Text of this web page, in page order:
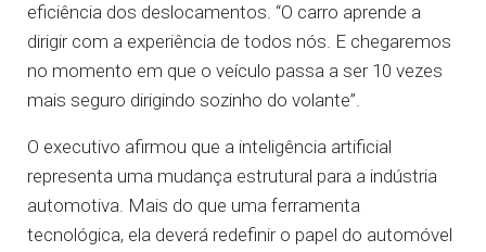
eficiência dos deslocamentos. “O carro aprende a
dirigir com a experiência de todos nós. E chegaremos
no momento em que o veículo passa a ser 10 vezes
mais seguro dirigindo sozinho do volante”.
O executivo afirmou que a inteligência artificial
representa uma mudança estrutural para a indústria
automotiva. Mais do que uma ferramenta
tecnológica, ela deverá redefinir o papel do automóvel